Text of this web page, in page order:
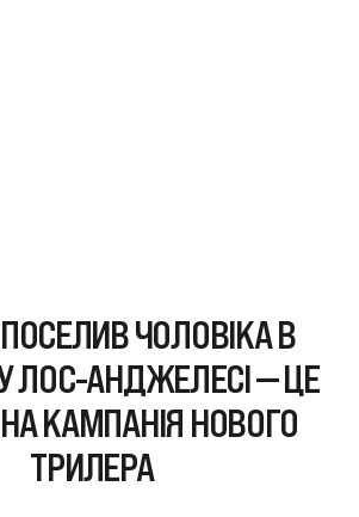
ПОСЕЛИВ ЧОЛОВІКА В
У ЛОС-АНДЖЕЛЕСІ — ЦЕ
КАМПАНІЯ НОВОГО
ТРИЛЕРА